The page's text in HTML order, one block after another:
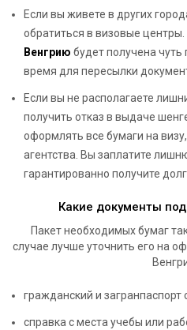
Если вы живете в других
обратиться в визовые
Венгрию будет получена чуть
время для пересылки
Если вы не располагаете
получить отказ в выдаче
оформлять все бумаги на
агентства. Вы заплатите
гарантированно получите
Какие документы
Пакет необходимых бумаг
случае лучше уточнить его на
гражданский и загранпаспорт
справка с места учебы или